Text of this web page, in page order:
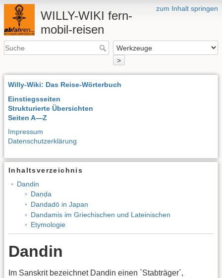
zum Inhalt springen
WILLY-WIKI fern-
mobil-reisen
>
Willy-Wiki: Das Reise-Wörterbuch
Einstiegsseiten
Strukturierte Übersichten
Seiten A—Z
Impressum
Datenschutzerklärung
Inhaltsverzeichnis
Dandin
Daṇḍa
Dandadō in Japan
Dandamis im Griechischen und Lateinischen
Etymologie
Dandin
Im Sanskrit bezeichnet Dandin einen `Stabträger´,